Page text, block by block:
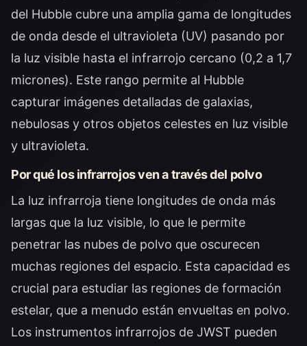
del Hubble cubre una amplia gama de longitudes
de onda desde el ultravioleta (UV) pasando por
la luz visible hasta el infrarrojo cercano (0,2 a 1,7
micrones). Este rango permite al Hubble
capturar imágenes detalladas de galaxias,
nebulosas y otros objetos celestes en luz visible
y ultravioleta.
Por qué los infrarrojos ven a través del polvo
La luz infrarroja tiene longitudes de onda más
largas que la luz visible, lo que le permite
penetrar las nubes de polvo que oscurecen
muchas regiones del espacio. Esta capacidad es
crucial para estudiar las regiones de formación
estelar, que a menudo están envueltas en polvo.
Los instrumentos infrarrojos de JWST pueden